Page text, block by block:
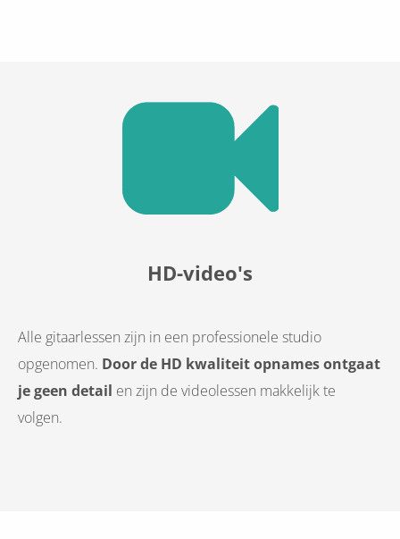
HD-video's
Alle gitaarlessen zijn in een professionele studio
opgenomen. Door de HD kwaliteit opnames ontgaat
je geen detail en zijn de videolessen makkelijk te
volgen.